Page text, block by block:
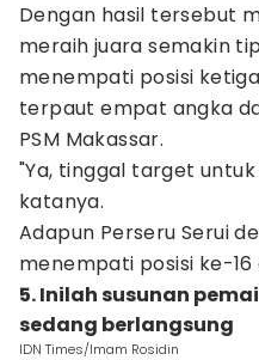
Dengan hasil tersebut
meraih juara semakin
menempati posisi
terpaut empat angka
PSM Makassar.
"Ya, tinggal target
katanya.
Adapun Perseru Serui
menempati posisi ke-16
5. Inilah susunan
sedang berlangsung
IDN Times/Imam Rosidin